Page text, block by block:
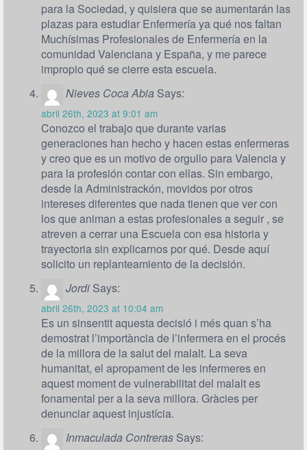
para la Sociedad, y quisiera que se aumentarán las
plazas para estudiar Enfermería ya qué nos faltan
Muchísimas Profesionales de Enfermería en la
comunidad Valenciana y España, y me parece
impropio qué se cierre esta escuela.
Nieves Coca Abia Says:
abril 26th, 2023 at 9:01 am
Conozco el trabajo que durante varias
generaciones han hecho y hacen estas enfermeras
y creo que es un motivo de orgullo para Valencia y
para la profesión contar con ellas. Sin embargo,
desde la Administrackón, movidos por otros
intereses diferentes que nada tienen que ver con
los que animan a estas profesionales a seguir , se
atreven a cerrar una Escuela con esa historia y
trayectoria sin explicarnos por qué. Desde aquí
solicito un replanteamiento de la decisión.
Jordi Says:
abril 26th, 2023 at 10:04 am
Es un sinsentit aquesta decisió i més quan s’ha
demostrat l’importància de l’infermera en el procés
de la millora de la salut del malalt. La seva
humanitat, el apropament de les infermeres en
aquest moment de vulnerabilitat del malalt es
fonamental per a la seva millora. Gràcies per
denunciar aquest injustícia.
Inmaculada Contreras Says: